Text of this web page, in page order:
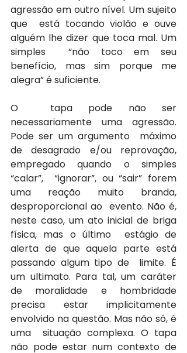
agressão em outro nível. Um sujeito
que  está tocando violão e ouve
alguém lhe dizer que toca mal. Um
simples  “não toco em seu
benefício, mas sim porque me
alegra” é suficiente.
O  tapa pode não ser
necessariamente uma agressão.
Pode ser um argumento  máximo
de desagrado e/ou reprovação,
empregado quando o simples
“calar”,  “ignorar”, ou “sair” forem
uma reação muito branda,
desproporcional ao  evento. Não é,
neste caso, um ato inicial de briga
física, mas o último  estágio de
alerta de que aquela parte está
passando algum tipo de  limite. É
um ultimato. Para tal, um caráter
de moralidade e hombridade
precisa estar implicitamente
envolvido na questão. Mas não só, é
uma  situação complexa. O tapa
não pode estar num contexto de